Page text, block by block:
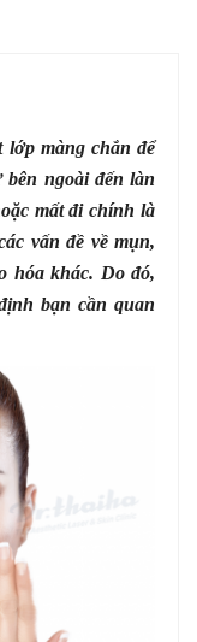
lớp màng chắn để
ngoài đến làn
mất đi chính là
vấn đề về mụn,
hóa khác. Do đó,
bạn cần quan